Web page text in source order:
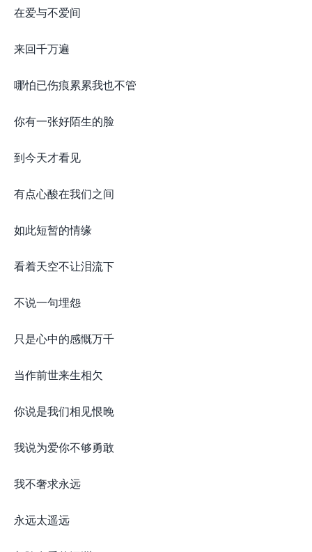
在爱与不爱间
来回千万遍
哪怕已伤痕累累我也不管
你有一张好陌生的脸
到今天才看见
有点心酸在我们之间
如此短暂的情缘
看着天空不让泪流下
不说一句埋怨
只是心中的感慨万千
当作前世来生相欠
你说是我们相见恨晚
我说为爱你不够勇敢
我不奢求永远
永远太遥远